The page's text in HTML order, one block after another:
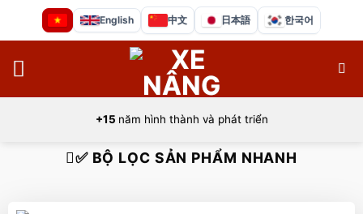
dung
English 中文 日本語 한국어
+15 năm hình thành và phát triển
✅ BỘ LỌC SẢN PHẨM NHANH